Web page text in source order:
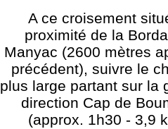
A ce croisement
proximité de la
Manyac (2600 mètres
précédent), suivre le
plus large partant sur la
direction Cap de
(approx. 1h30 - 3,9